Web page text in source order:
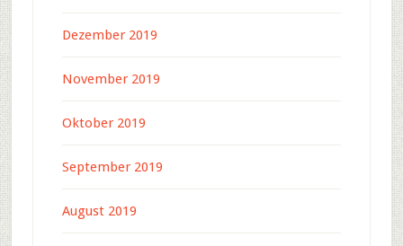
Dezember 2019
November 2019
Oktober 2019
September 2019
August 2019